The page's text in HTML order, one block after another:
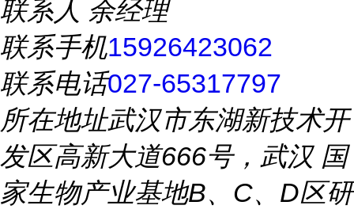
联系人 余经理
联系手机15926423062
联系电话027-65317797
所在地址武汉市东湖新技术开
发区高新大道666号，武汉 国
家生物产业基地B、C、D区研